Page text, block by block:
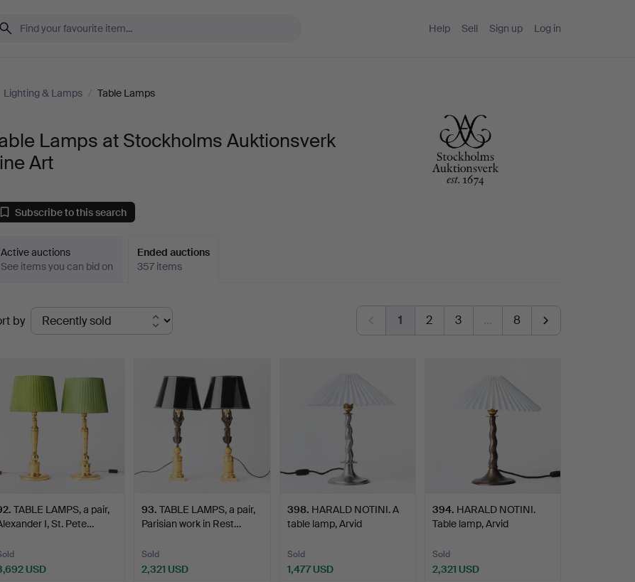
Help Sell Sign up Log in
Lighting & Lamps / Table Lamps
Lamps at Stockholms Auktionsverk
Art
Subscribe to this search
Active auctions
See items you can bid on
Ended auctions
357 items
by 1 2 3 … 8
. TABLE LAMPS, a pair,
I, St. Pete…
USD
93. TABLE LAMPS, a pair,
Parisian work in Rest…
Sold
2,321 USD
398. HARALD NOTINI. A
table lamp, Arvid
Sold
1,477 USD
394. HARALD NOTINI.
Table lamp, Arvid
Sold
2,321 USD